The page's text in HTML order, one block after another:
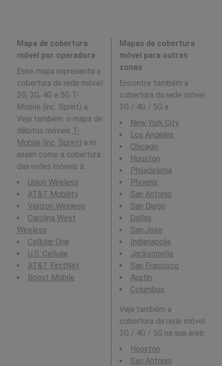
Mapa de cobertura
móvel por operadora
Esse mapa representa a
cobertura da rede móvel
2G, 3G, 4G e 5G T-
Mobile (inc. Sprint) a .
Veja também: o mapa de
débitos móveis T-
Mobile (inc. Sprint) a m
assim como a cobertura
das redes móveis a .
Union Wireless
AT&T Mobility
Verizon Wireless
Carolina West
Wireless
Cellular One
U.S. Cellular
AT&T FirstNet
Boost Mobile
Mapas de cobertura
móvel para outras
zonas
Encontre também a
cobertura da rede móvel
3G / 4G / 5G a :
New York City
Los Angeles
Chicago
Houston
Philadelphia
Phoenix
San Antonio
San Diego
Dallas
San Jose
Indianapolis
Jacksonville
San Francisco
Austin
Columbus
Veja também a
cobertura da rede móvel
3G / 4G / 5G na sua área:
Houston
San Antonio